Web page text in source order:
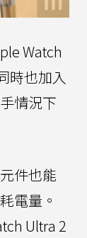
Watch
時也加入
情況下
件也能
電量。
Ultra 2